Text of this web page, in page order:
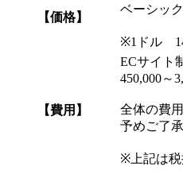
【価格】
ベーシッ
※1ドル
【費用】
ECサイト
450,000～
全体の費
予めご了
※上記は税